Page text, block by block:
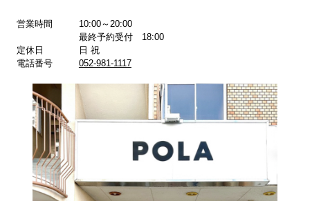
営業時間
10:00～20:00
最終予約受付 18:00
定休日
日 祝
電話番号
052-981-1117